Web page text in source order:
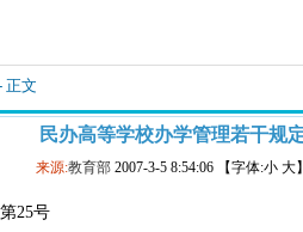
正文
民办高等学校办学管理若干规
来源:教育部 2007-3-5 8:54:06 【字体:小 大
25号